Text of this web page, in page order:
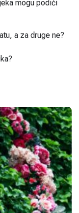
mogu podići
a za druge ne?